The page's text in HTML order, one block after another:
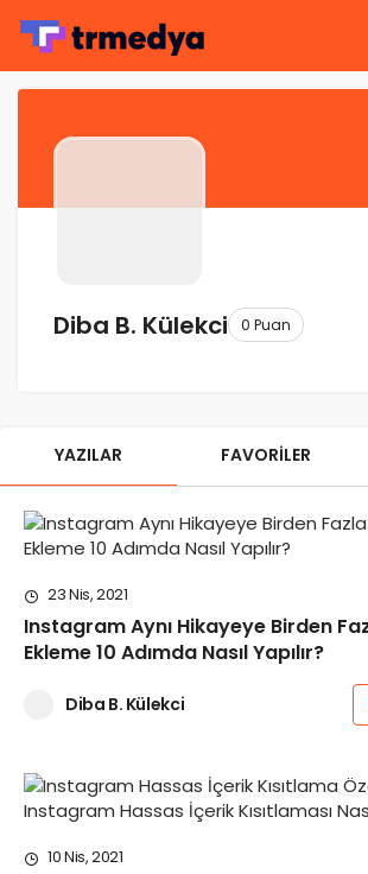
Diba B. Külekci 0 Puan
YAZILAR FAVORILER
23 Nis, 2021
Instagram Aynı Hikayeye Birden
Ekleme 10 Adımda Nasıl Yapılır?
Diba B. Külekci
10 Nis, 2021